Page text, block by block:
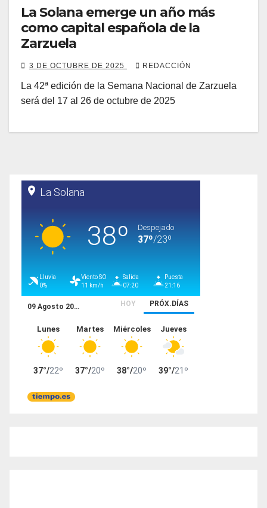
La Solana emerge un año más
como capital española de la
Zarzuela
3 DE OCTUBRE DE 2025 REDACCIÓN
La 42ª edición de la Semana Nacional de Zarzuela
será del 17 al 26 de octubre de 2025